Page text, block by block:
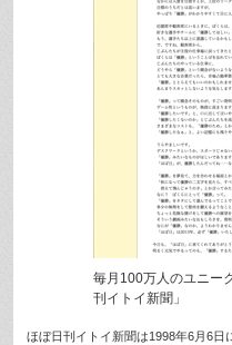
毎月100万人のユニー
刊イトイ新聞」
ほぼ日刊イトイ新聞は1998年6月6